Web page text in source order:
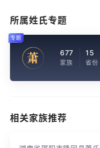
所属姓氏专题
萧 677
家族
15
省份
专题
相关家族推荐